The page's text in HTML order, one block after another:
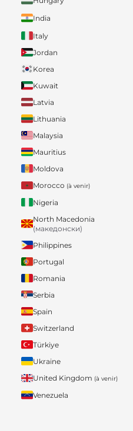
India
Italy
Jordan
Korea
Kuwait
Latvia
Lithuania
Malaysia
Mauritius
Moldova
Morocco (à venir)
Nigeria
North Macedonia
(македонски)
Philippines
Portugal
Romania
Serbia
Spain
Switzerland
Türkiye
Ukraine
United Kingdom (à venir)
Venezuela